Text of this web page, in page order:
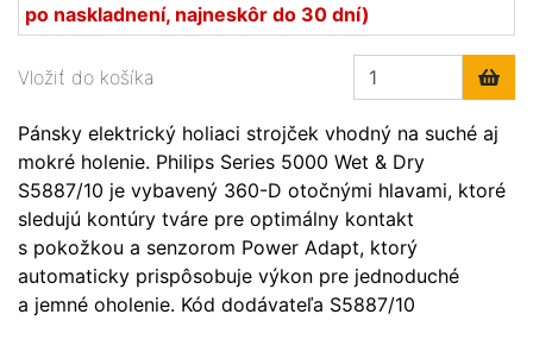
po naskladnení, najneskôr do 30 dní)
Vložiť do košíka
Pánsky elektrický holiaci strojček vhodný na suché aj
mokré holenie. Philips Series 5000 Wet & Dry
S5887/10 je vybavený 360-D otočnými hlavami, ktoré
sledujú kontúry tváre pre optimálny kontakt
s pokožkou a senzorom Power Adapt, ktorý
automaticky prispôsobuje výkon pre jednoduché
a jemné oholenie. Kód dodávateľa S5887/10